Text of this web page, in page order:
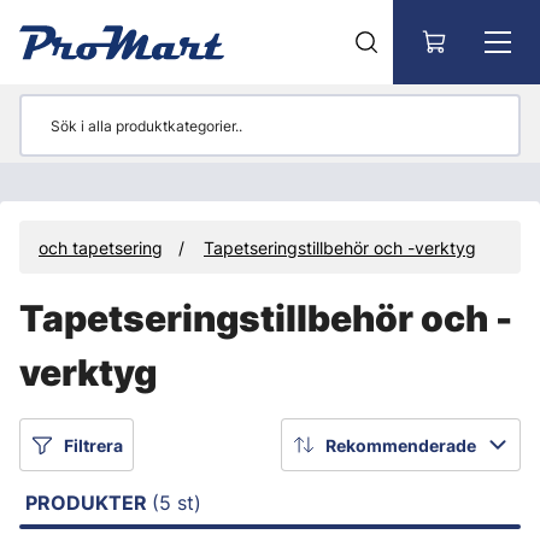
och tapetsering Tapetseringstillbehör och -verktyg
Tapetseringstillbehör och -
verktyg
Filtrera Rekommenderade
PRODUKTER (5 st)